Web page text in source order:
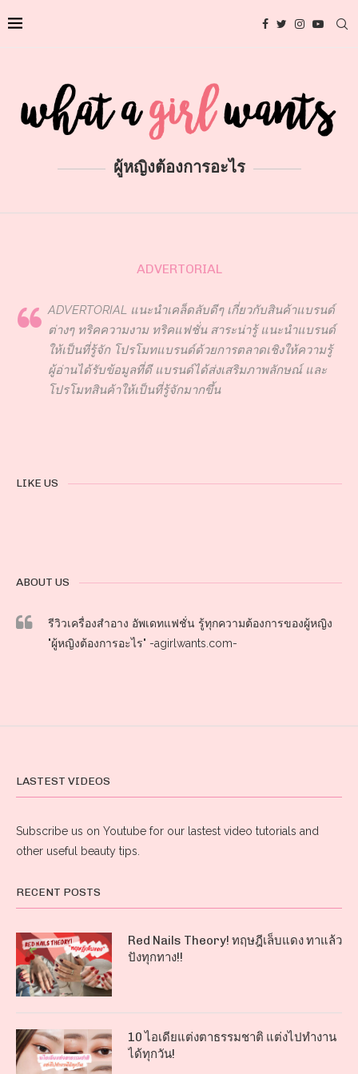
ผู้หญิงต้องการอะไร
ADVERTORIAL
ADVERTORIAL แนะนำเคล็ดลับดีๆ เกี่ยวกับสินค้าแบรนด์
ต่างๆ ทริคความงาม ทริคแฟชั่น สาระน่ารู้ แนะนำแบรนด์
ให้เป็นที่รู้จัก โปรโมทแบรนด์ด้วยการตลาดเชิงให้ความรู้
ผู้อ่านได้รับข้อมูลที่ดี แบรนด์ได้ส่งเสริมภาพลักษณ์ และ
โปรโมทสินค้าให้เป็นที่รู้จักมากขึ้น
LIKE US
ABOUT US
รีวิวเครื่องสำอาง อัพเดทแฟชั่น รู้ทุกความต้องการของผู้หญิง
"ผู้หญิงต้องการอะไร" -agirlwants.com-
LASTEST VIDEOS
Subscribe us on Youtube for our lastest video tutorials and
other useful beauty tips.
RECENT POSTS
Red Nails Theory! ทฤษฎีเล็บแดง ทาแล้ว
ปังทุกทาง!!
10 ไอเดียแต่งตาธรรมชาติ แต่งไปทำงาน
ได้ทุกวัน!